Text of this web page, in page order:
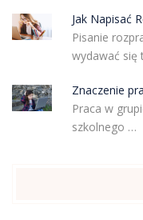
Jak Napisać
Pisanie
wydawać się
Znaczenie
Praca w
szkolnego …